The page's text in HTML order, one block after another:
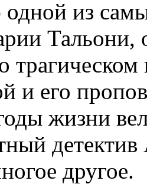
одной из
трагическом
и его
жизни
детектив
другое.